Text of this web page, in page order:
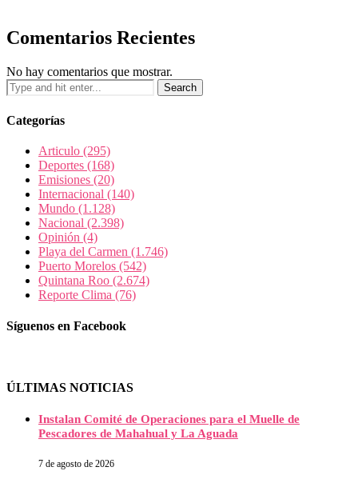
Comentarios Recientes
No hay comentarios que mostrar.
Categorías
Articulo (295)
Deportes (168)
Emisiones (20)
Internacional (140)
Mundo (1.128)
Nacional (2.398)
Opinión (4)
Playa del Carmen (1.746)
Puerto Morelos (542)
Quintana Roo (2.674)
Reporte Clima (76)
Síguenos en Facebook
ÚLTIMAS NOTICIAS
Instalan Comité de Operaciones para el Muelle de
Pescadores de Mahahual y La Aguada
7 de agosto de 2026